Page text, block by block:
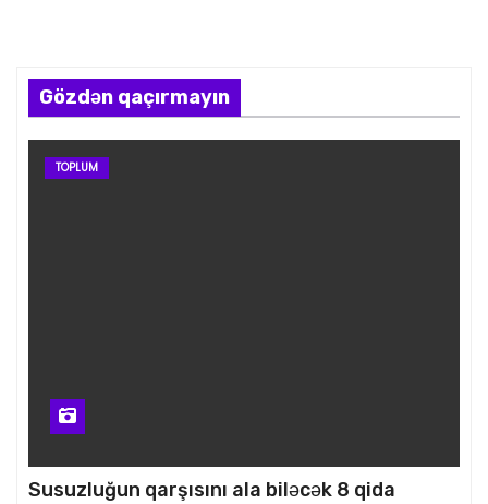
Gözdən qaçırmayın
TOPLUM
Susuzluğun qarşısını ala biləcək 8 qida